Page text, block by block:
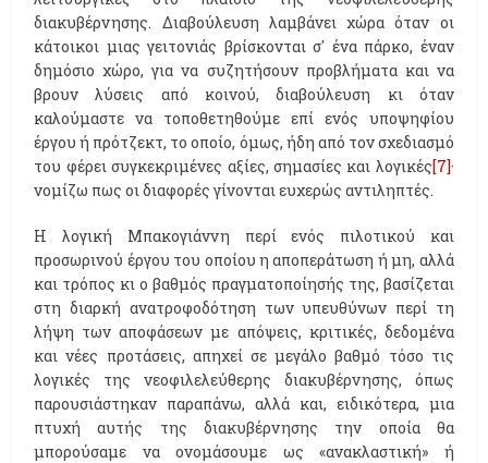
διακυβέρνησης. Διαβούλευση λαμβάνει χώρα όταν οι
κάτοικοι μιας γειτονιάς βρίσκονται σ' ένα πάρκο, έναν
δημόσιο χώρο, για να συζητήσουν προβλήματα και να
βρουν λύσεις από κοινού, διαβούλευση κι όταν
καλούμαστε να τοποθετηθούμε επί ενός υποψηφίου
έργου ή πρότζεκτ, το οποίο, όμως, ήδη από τον σχεδιασμό
του φέρει συγκεκριμένες αξίες, σημασίες και λογικές[7]·
νομίζω πως οι διαφορές γίνονται ευχερώς αντιληπτές.
Η λογική Μπακογιάννη περί ενός πιλοτικού και
προσωρινού έργου του οποίου η αποπεράτωση ή μη, αλλά
και τρόπος κι ο βαθμός πραγματοποίησής της, βασίζεται
στη διαρκή ανατροφοδότηση των υπευθύνων περί τη
λήψη των αποφάσεων με απόψεις, κριτικές, δεδομένα
και νέες προτάσεις, απηχεί σε μεγάλο βαθμό τόσο τις
λογικές της νεοφιλελεύθερης διακυβέρνησης, όπως
παρουσιάστηκαν παραπάνω, αλλά και, ειδικότερα, μια
πτυχή αυτής της διακυβέρνησης την οποία θα
μπορούσαμε να ονομάσουμε ως «ανακλαστική» ή